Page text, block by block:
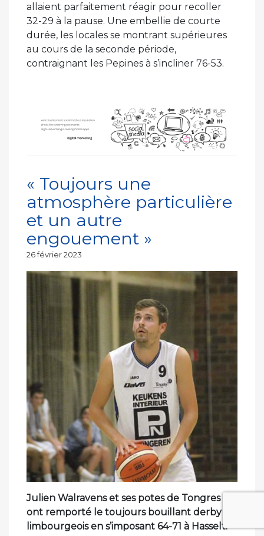
allaient parfaitement réagir pour recoller
32-29 à la pause. Une embellie de courte
durée, les locales se montrant supérieures
au cours de la seconde période,
contraignant les Pepines à s’incliner 76-53.
« Toujours une
atmosphère particulière
et un autre
engouement »
Publié
26 février 2023
Julien Walravens et ses potes de Tongres
ont remporté le toujours bouillant derby
limbourgeois en s’imposant 64-71 à Hasselt.